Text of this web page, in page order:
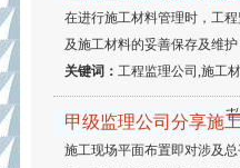
在进行施工材料管理时，工
及施工材料的妥善保存及维
关键词： 工程监理公司,施工
甲级监理公司分享施
施工现场平面布置即对涉及